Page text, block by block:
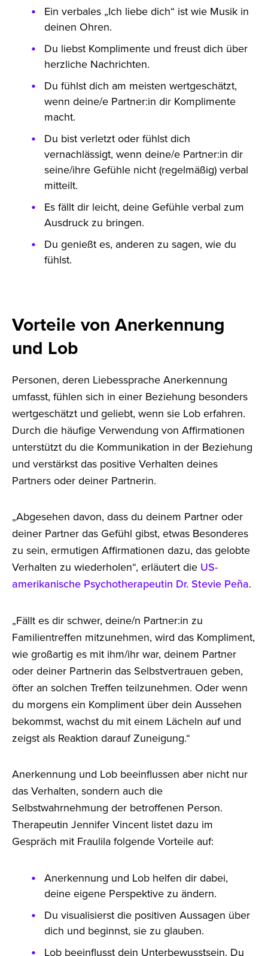
Ein verbales „Ich liebe dich“ ist wie Musik in
deinen Ohren.
Du liebst Komplimente und freust dich über
herzliche Nachrichten.
Du fühlst dich am meisten wertgeschätzt,
wenn deine/e Partner:in dir Komplimente
macht.
Du bist verletzt oder fühlst dich
vernachlässigt, wenn deine/e Partner:in dir
seine/ihre Gefühle nicht (regelmäßig) verbal
mitteilt.
Es fällt dir leicht, deine Gefühle verbal zum
Ausdruck zu bringen.
Du genießt es, anderen zu sagen, wie du
fühlst.
Vorteile von Anerkennung
und Lob
Personen, deren Liebessprache Anerkennung
umfasst, fühlen sich in einer Beziehung besonders
wertgeschätzt und geliebt, wenn sie Lob erfahren.
Durch die häufige Verwendung von Affirmationen
unterstützt du die Kommunikation in der Beziehung
und verstärkst das positive Verhalten deines
Partners oder deiner Partnerin.
„Abgesehen davon, dass du deinem Partner oder
deiner Partner das Gefühl gibst, etwas Besonderes
zu sein, ermutigen Affirmationen dazu, das gelobte
Verhalten zu wiederholen“, erläutert die US-
amerikanische Psychotherapeutin Dr. Stevie Peña.
„Fällt es dir schwer, deine/n Partner:in zu
Familientreffen mitzunehmen, wird das Kompliment,
wie großartig es mit ihm/ihr war, deinem Partner
oder deiner Partnerin das Selbstvertrauen geben,
öfter an solchen Treffen teilzunehmen. Oder wenn
du morgens ein Kompliment über dein Aussehen
bekommst, wachst du mit einem Lächeln auf und
zeigst als Reaktion darauf Zuneigung.“
Anerkennung und Lob beeinflussen aber nicht nur
das Verhalten, sondern auch die
Selbstwahrnehmung der betroffenen Person.
Therapeutin Jennifer Vincent listet dazu im
Gespräch mit Fraulila folgende Vorteile auf:
Anerkennung und Lob helfen dir dabei,
deine eigene Perspektive zu ändern.
Du visualisierst die positiven Aussagen über
dich und beginnst, sie zu glauben.
Lob beeinflusst dein Unterbewusstsein. Du